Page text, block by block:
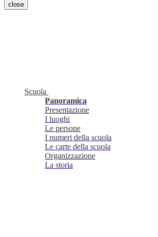
close
Scuola
Panoramica
Presentazione
I luoghi
Le persone
I numeri della scuola
Le carte della scuola
Organizzazione
La storia